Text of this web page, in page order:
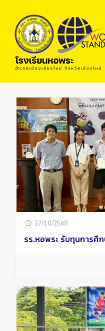
27/10/2568
รร.หอพระ รับทุนการศึ